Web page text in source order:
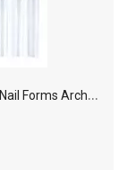
В
ерхні форми Арковий квадрат Valeri Top Nail Forms Arched Square (120 шт.)